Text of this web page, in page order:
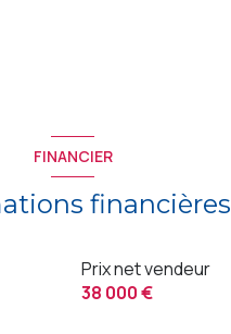
FINANCIER
financières
Prix net vendeur
38 000 €